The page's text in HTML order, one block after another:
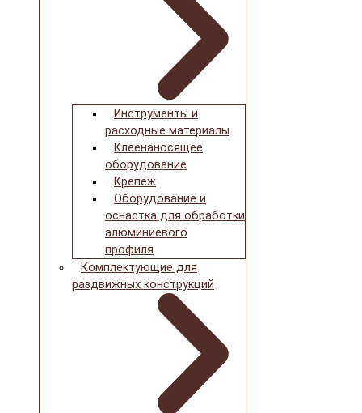
Инструменты и
расходные материалы
Клеенаносящее
оборудование
Крепеж
Оборудование и
оснастка для обработки
алюминиевого
профиля
Комплектующие для
раздвижных конструкций